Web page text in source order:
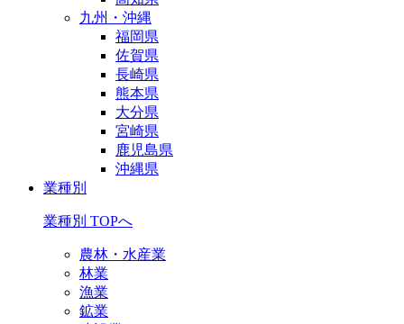
九州・沖縄
福岡県
佐賀県
長崎県
熊本県
大分県
宮崎県
鹿児島県
沖縄県
業種別
業種別 TOPへ
農林・水産業
林業
漁業
鉱業